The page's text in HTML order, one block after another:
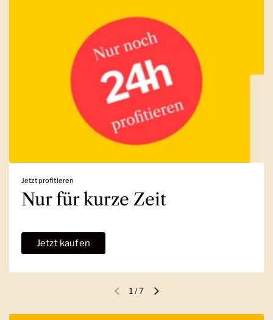
Jetzt profitieren
Nur für kurze Zeit
Jetzt kaufen
Vorherige FolieNächste Folie
1 /7